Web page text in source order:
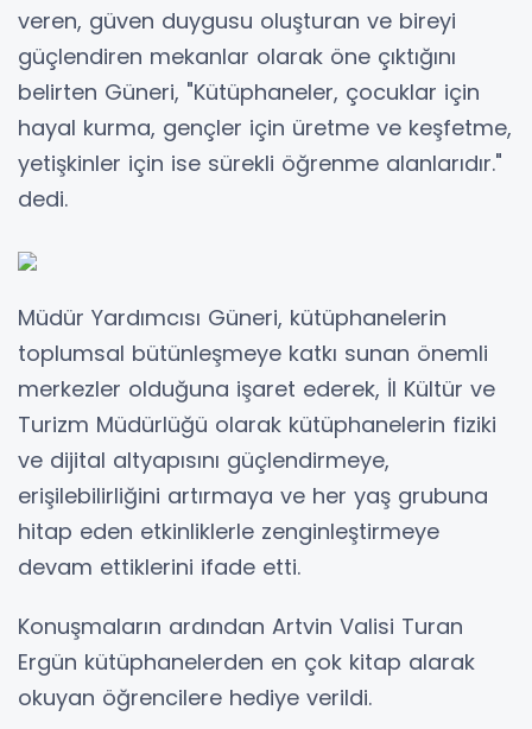
veren, güven duygusu oluşturan ve bireyi
güçlendiren mekanlar olarak öne çıktığını
belirten Güneri, "Kütüphaneler, çocuklar için
hayal kurma, gençler için üretme ve keşfetme,
yetişkinler için ise sürekli öğrenme alanlarıdır."
dedi.
Müdür Yardımcısı Güneri, kütüphanelerin
toplumsal bütünleşmeye katkı sunan önemli
merkezler olduğuna işaret ederek, İl Kültür ve
Turizm Müdürlüğü olarak kütüphanelerin fiziki
ve dijital altyapısını güçlendirmeye,
erişilebilirliğini artırmaya ve her yaş grubuna
hitap eden etkinliklerle zenginleştirmeye
devam ettiklerini ifade etti.
Konuşmaların ardından Artvin Valisi Turan
Ergün kütüphanelerden en çok kitap alarak
okuyan öğrencilere hediye verildi.